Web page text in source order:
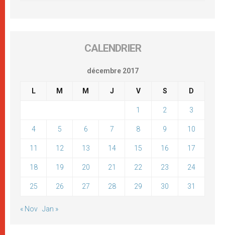
CALENDRIER
décembre 2017
L M M J V S D
1 2 3
4 5 6 7 8 9 10
11 12 13 14 15 16 17
18 19 20 21 22 23 24
25 26 27 28 29 30 31
« Nov Jan »